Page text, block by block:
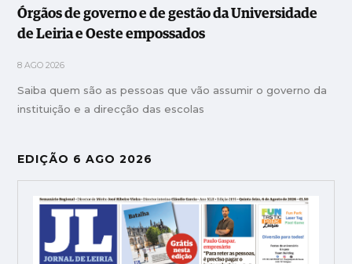
Órgãos de governo e de gestão da Universidade
de Leiria e Oeste empossados
8 AGO 2026
Saiba quem são as pessoas que vão assumir o governo da
instituição e a direcção das escolas
EDIÇÃO 6 AGO 2026